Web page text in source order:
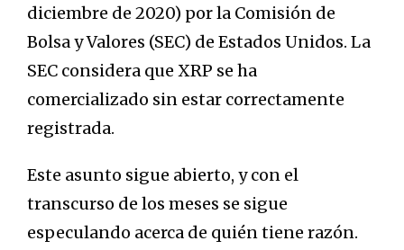
diciembre de 2020) por la Comisión de
Bolsa y Valores (SEC) de Estados Unidos. La
SEC considera que XRP se ha
comercializado sin estar correctamente
registrada.
Este asunto sigue abierto, y con el
transcurso de los meses se sigue
especulando acerca de quién tiene razón.